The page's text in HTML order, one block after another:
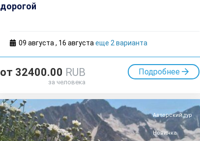
дорогой
09 августа , 16 августа еще 2 варианта
от 32400.00 RUB
за человека
Подробнее
Авторский тур
Новинка